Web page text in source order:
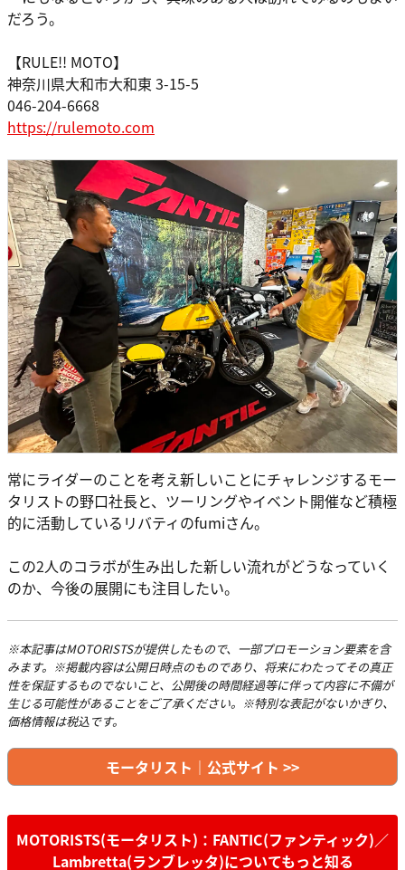
だろう。
【RULE!! MOTO】
神奈川県大和市大和東 3-15-5
046-204-6668
https://rulemoto.com
常にライダーのことを考え新しいことにチャレンジするモー
タリストの野口社長と、ツーリングやイベント開催など積極
的に活動しているリバティのfumiさん。
この2人のコラボが生み出した新しい流れがどうなっていく
のか、今後の展開にも注目したい。
※本記事はMOTORISTSが提供したもので、一部プロモーション要素を含
みます。※掲載内容は公開日時点のものであり、将来にわたってその真正
性を保証するものでないこと、公開後の時間経過等に伴って内容に不備が
生じる可能性があることをご了承ください。※特別な表記がないかぎり、
価格情報は税込です。
モータリスト｜公式サイト >>
MOTORISTS(モータリスト)：FANTIC(ファンティック)／
Lambretta(ランブレッタ)についてもっと知る